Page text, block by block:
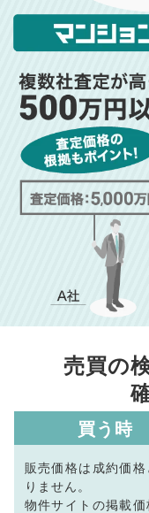
売買の
買う時
販売価格は成約価格
りません。
物件サイトの掲載価